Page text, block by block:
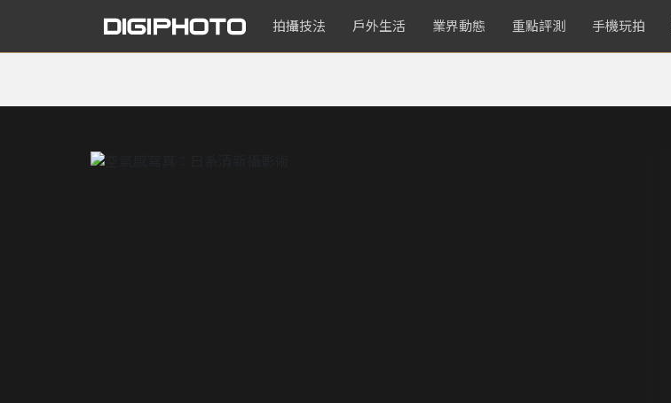
拍攝技法 戶外生活 業界動態 重點評測 手機玩拍